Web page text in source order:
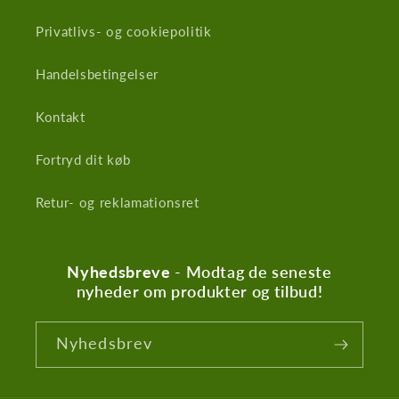
Privatlivs- og cookiepolitik
Handelsbetingelser
Kontakt
Fortryd dit køb
Retur- og reklamationsret
Nyhedsbreve - Modtag de seneste
nyheder om produkter og tilbud!
Nyhedsbrev